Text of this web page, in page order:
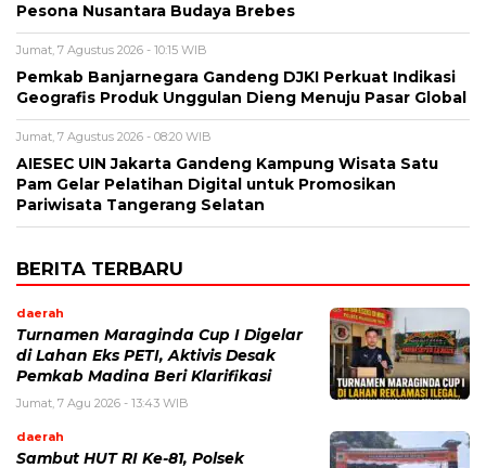
Pesona Nusantara Budaya Brebes
Jumat, 7 Agustus 2026 - 10:15 WIB
Pemkab Banjarnegara Gandeng DJKI Perkuat Indikasi
Geografis Produk Unggulan Dieng Menuju Pasar Global
Jumat, 7 Agustus 2026 - 08:20 WIB
AIESEC UIN Jakarta Gandeng Kampung Wisata Satu
Pam Gelar Pelatihan Digital untuk Promosikan
Pariwisata Tangerang Selatan
BERITA TERBARU
daerah
Turnamen Maraginda Cup I Digelar
di Lahan Eks PETI, Aktivis Desak
Pemkab Madina Beri Klarifikasi
Jumat, 7 Agu 2026 - 13:43 WIB
daerah
Sambut HUT RI Ke-81, Polsek